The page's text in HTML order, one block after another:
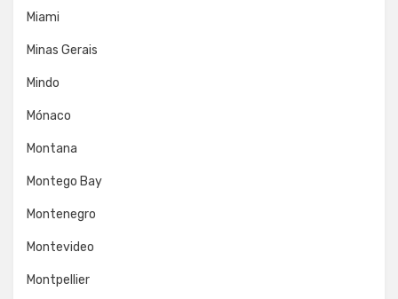
Miami
Minas Gerais
Mindo
Mónaco
Montana
Montego Bay
Montenegro
Montevideo
Montpellier